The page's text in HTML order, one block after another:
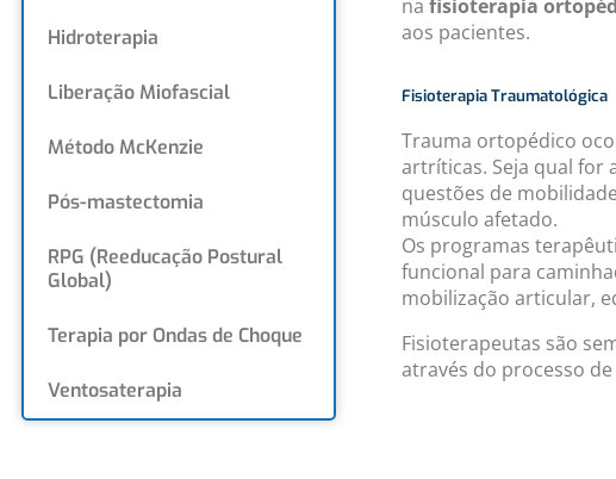
Hidroterapia
Liberação Miofascial
Método McKenzie
Pós-mastectomia
RPG (Reeducação Postural
Global)
Terapia por Ondas de Choque
Ventosaterapia
na fisioterapia
aos pacientes.
Fisioterapia Traumatológica
Trauma ortopédico
artríticas. Seja qual for
questões de
músculo afetado.
Os programas
funcional para
mobilização articular,
Fisioterapeutas são
através do processo